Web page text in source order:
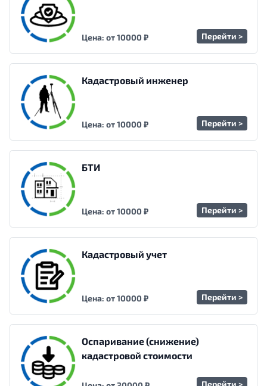
Цена: от 10000 ₽ Перейти >
Кадастровый инженер
Цена: от 10000 ₽ Перейти >
БТИ
Цена: от 10000 ₽ Перейти >
Кадастровый учет
Цена: от 10000 ₽ Перейти >
Оспаривание (снижение)
кадастровой стоимости